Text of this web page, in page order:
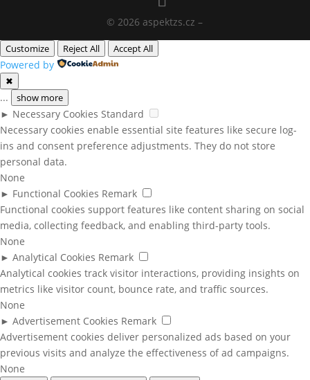
© 2026 aspektzs.cz –
Customize Reject All Accept All
Powered by
✖
... show more
► Necessary Cookies Standard
Necessary cookies enable essential site features like secure log-
ins and consent preference adjustments. They do not store
personal data.
None
► Functional Cookies Remark
Functional cookies support features like content sharing on social
media, collecting feedback, and enabling third-party tools.
None
► Analytical Cookies Remark
Analytical cookies track visitor interactions, providing insights on
metrics like visitor count, bounce rate, and traffic sources.
None
► Advertisement Cookies Remark
Advertisement cookies deliver personalized ads based on your
previous visits and analyze the effectiveness of ad campaigns.
None